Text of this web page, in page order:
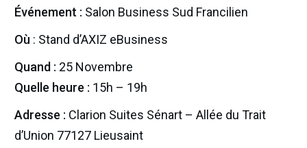
Événement : Salon Business Sud Francilien
Où : Stand d’AXIZ eBusiness
Quand : 25 Novembre
Quelle heure : 15h – 19h
Adresse : Clarion Suites Sénart – Allée du Trait
d’Union 77127 Lieusaint